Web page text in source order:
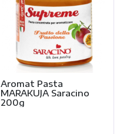
Aromat Pasta
MARAKUJA Saracino
200g